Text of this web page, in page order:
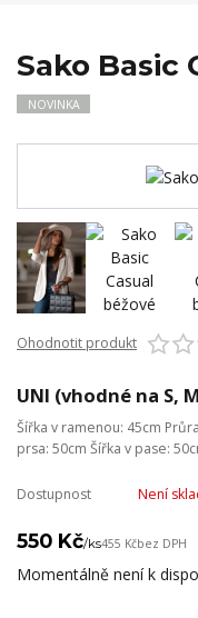
Sako Basic
NOVINKA
Ohodnotit produkt
UNI (vhodné na S,
Šířka v ramenou: 45cm
prsa: 50cm Šířka v pase:
Dostupnost Není
550 Kč/ks455 Kčbez DPH
Momentálně není k